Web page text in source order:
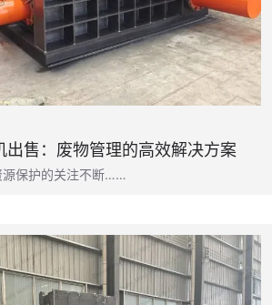
出售：废物管理的高效解决方案
源保护的关注不断……